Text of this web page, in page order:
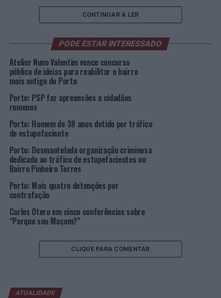
Um
quartos
Hotel
ICP-
PC)
uma alegria e um orgulho imenso para nós, pois é o
reconhecimento de todo o esforço e empenho que
colocamos diariamente no nosso hotel. Temos o
privilégio de estarmos situado mesmo no centro desta
grande cidade, que é o Porto, e trabalhamos para
proporcionar a estadia perfeita aos nossos hóspedes e
isso são dos pontos mais fortes que poderíamos ter: a
localização e a equipa”, afirma Vincent Poulingue,
Diretor Geral do InterContinental Porto – Palácio das
A nomeação do InterContinental Porto – Palácio das
decoração sofisticada, dignas de um autêntico palácio, e
CONTINUAR A LER
PODE ESTAR INTERESSADO
Atelier Nuno Valentim vence concurso
público de ideias para reabilitar o bairro
mais antigo do Porto
Porto: PSP faz apreensões a cidadãos
romenos
Porto: Homem de 38 anos detido por tráfico
de estupefaciente
Porto: Desmantelada organização criminosa
dedicada ao tráfico de estupefacientes no
Bairro Pinheiro Torres
Porto: Mais quatro detenções por
contrafação
Carlos Otero em cinco conferências sobre
“Porque sou Maçom?”
CLIQUE PARA COMENTAR
ATUALIDADE